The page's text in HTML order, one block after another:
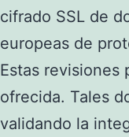
cifrado SSL de
europeas de
Estas revisiones
ofrecida. Tales
validando la